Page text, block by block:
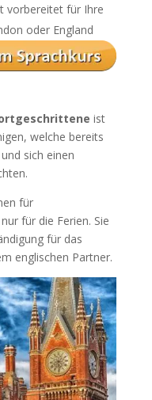
vorbereitet für Ihre
oder England
ist
welche bereits
sich einen
für
für die Ferien. Sie
für das
englischen Partner.